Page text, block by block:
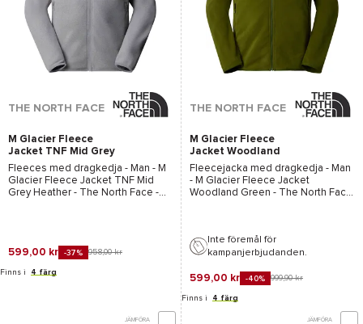
THE NORTH FACE
M Glacier Fleece
Jacket TNF Mid Grey
Heather
Fleeces med dragkedja - Man - M
Glacier Fleece Jacket TNF Mid
Grey Heather - The North Face -
599,00 kr -37% 958,00 kr
Finns i 4 färg
JÄMFÖRA
THE NORTH FACE
M Glacier Fleece
Jacket Woodland
Green
Fleecejacka med dragkedja - Man
- M Glacier Fleece Jacket
Woodland Green - The North Face
Inte föremål för
kampanjerbjudanden.
599,00 kr -40% 999,90 kr
Finns i 4 färg
JÄMFÖRA